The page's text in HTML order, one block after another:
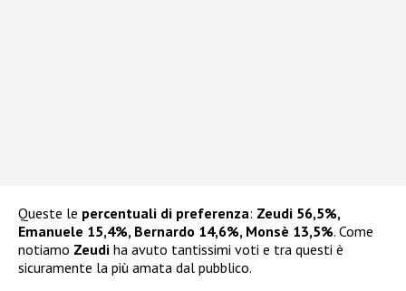
Queste le percentuali di preferenza: Zeudi 56,5%,
Emanuele 15,4%, Bernardo 14,6%, Monsè 13,5%. Come
notiamo Zeudi ha avuto tantissimi voti e tra questi è
sicuramente la più amata dal pubblico.